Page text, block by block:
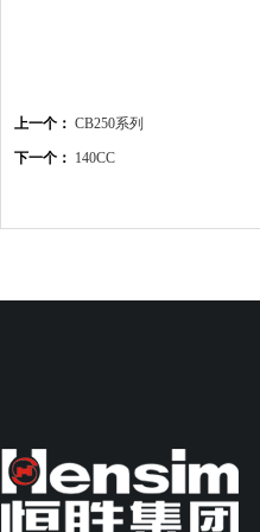
上一个： CB250系列
下一个： 140CC